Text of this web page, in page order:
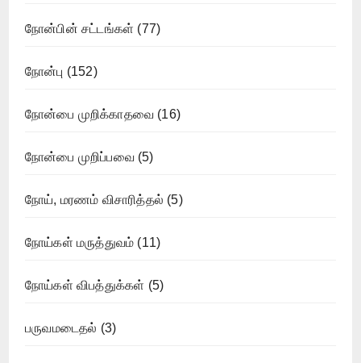
நோன்பின் சட்டங்கள் (77)
நோன்பு (152)
நோன்பை முறிக்காதவை (16)
நோன்பை முறிப்பவை(5)
நோய், மரணம் விசாரித்தல் (5)
நோய்கள் மருத்துவம் (11)
நோய்கள் விபத்துக்கள் (5)
பருவமடைதல் (3)